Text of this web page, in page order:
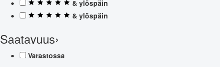
& ylöspäin
& ylöspäin
Saatavuus›
Varastossa